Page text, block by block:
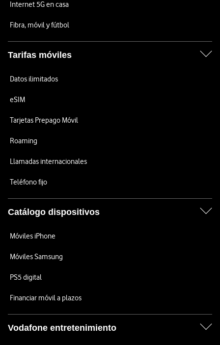
Internet 5G en casa
Fibra, móvil y fútbol
Tarifas móviles
Datos ilimitados
eSIM
Tarjetas Prepago Móvil
Roaming
Llamadas internacionales
Teléfono fijo
Catálogo dispositivos
Móviles iPhone
Móviles Samsung
PS5 digital
Financiar móvil a plazos
Vodafone entretenimiento